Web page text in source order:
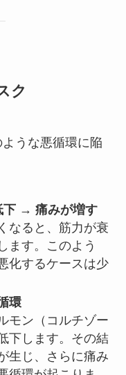
ク
うな悪循環に陥
下 → 痛みが増す
なると、筋力が衰
ます。このよう
化するケースは少
環
モン（コルチゾー
下します。その結
生じ、さらに痛み